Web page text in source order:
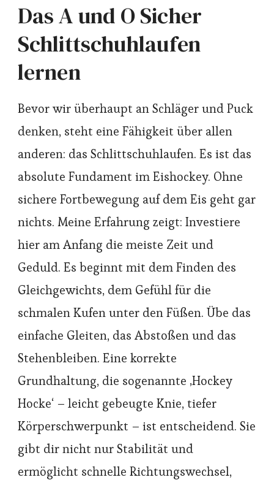
Das A und O Sicher
Schlittschuhlaufen
lernen
Bevor wir überhaupt an Schläger und Puck
denken, steht eine Fähigkeit über allen
anderen: das Schlittschuhlaufen. Es ist das
absolute Fundament im Eishockey. Ohne
sichere Fortbewegung auf dem Eis geht gar
nichts. Meine Erfahrung zeigt: Investiere
hier am Anfang die meiste Zeit und
Geduld. Es beginnt mit dem Finden des
Gleichgewichts, dem Gefühl für die
schmalen Kufen unter den Füßen. Übe das
einfache Gleiten, das Abstoßen und das
Stehenbleiben. Eine korrekte
Grundhaltung, die sogenannte ‚Hockey
Hocke‘ – leicht gebeugte Knie, tiefer
Körperschwerpunkt – ist entscheidend. Sie
gibt dir nicht nur Stabilität und
ermöglicht schnelle Richtungswechsel,